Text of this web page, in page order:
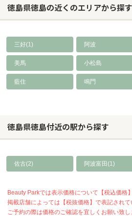
徳島県徳島の近くのエリアから探す
三好(1) 阿波
美馬 小松島
藍住 鳴門
徳島県徳島付近の駅から探す
佐古(2) 阿波富田(1)
Beauty Parkでは表示価格について【税込価格
掲載店舗によっては【税抜価格】で表記されて
ご予約の際は価格のご確認を宜しくお願い致し